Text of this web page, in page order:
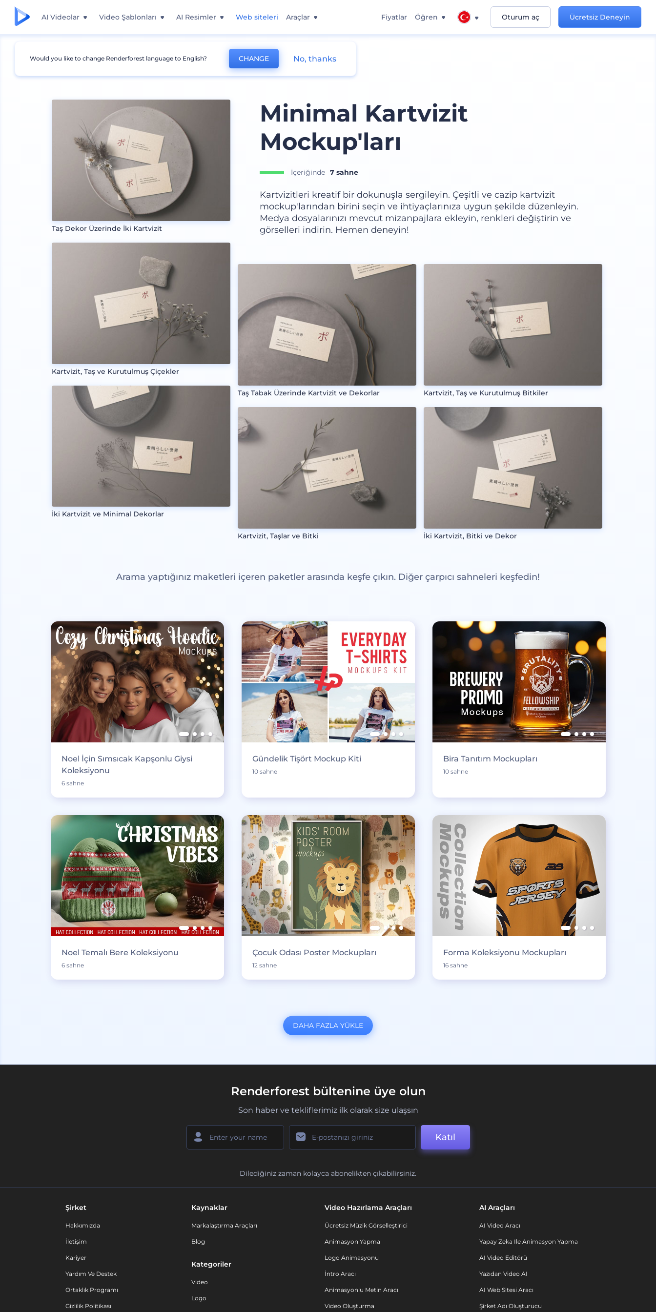
AI Videolar Video Şablonları AI Resimler Web siteleri Araçlar Fiyatlar Öğren Oturum aç Ücretsiz Deneyin
Mockuplar Baskı Kartvizit Mockup
Taş Dekor Üzerinde İki Kartvizit
Kartvizit, Taş ve Kurutulmuş Çiçekler
İki Kartvizit ve Minimal Dekorlar
Minimal Kartvizit
Mockup'ları
İçeriğinde 7 sahne
Kartvizitleri kreatif bir dokunuşla sergileyin. Çeşitli ve cazip kartvizit
mockup'larından birini seçin ve ihtiyaçlarınıza uygun şekilde düzenleyin.
Medya dosyalarınızı mevcut mizanpajlara ekleyin, renkleri değiştirin ve
görselleri indirin. Hemen deneyin!
Taş Tabak Üzerinde Kartvizit ve Dekorlar
Kartvizit, Taşlar ve Bitki
Kartvizit, Taş ve Kurutulmuş Bitkiler
İki Kartvizit, Bitki ve Dekor
Arama yaptığınız maketleri içeren paketler arasında keşfe çıkın. Diğer çarpıcı sahneleri keşfedin!
Noel İçin Sımsıcak Kapşonlu Giysi
Koleksiyonu
6 sahne
Gündelik Tişört Mockup Kiti
10 sahne
Bira Tanıtım Mockupları
10 sahne
Noel Temalı Bere Koleksiyonu
6 sahne
Çocuk Odası Poster Mockupları
12 sahne
Forma Koleksiyonu Mockupları
16 sahne
DAHA FAZLA YÜKLE
Renderforest bültenine üye olun
Son haber ve tekliflerimiz ilk olarak size ulaşsın
Katıl
Dilediğiniz zaman kolayca abonelikten çıkabilirsiniz.
Şirket
Hakkımızda
İletişim
Kariyer
Yardım Ve Destek
Ortaklık Programı
Gizlilik Politikası
Kaynaklar
Markalaştırma Araçları
Blog
Kategoriler
Video
Logo
Video Hazırlama Araçları
Ücretsiz Müzik Görselleştirici
Animasyon Yapma
Logo Animasyonu
İntro Aracı
Animasyonlu Metin Aracı
Video Oluşturma
AI Araçları
AI Video Aracı
Yapay Zeka Ile Animasyon Yapma
AI Video Editörü
Yazıdan Video AI
AI Web Sitesi Aracı
Şirket Adı Oluşturucu
Would you like to change Renderforest language to English? CHANGE No, thanks